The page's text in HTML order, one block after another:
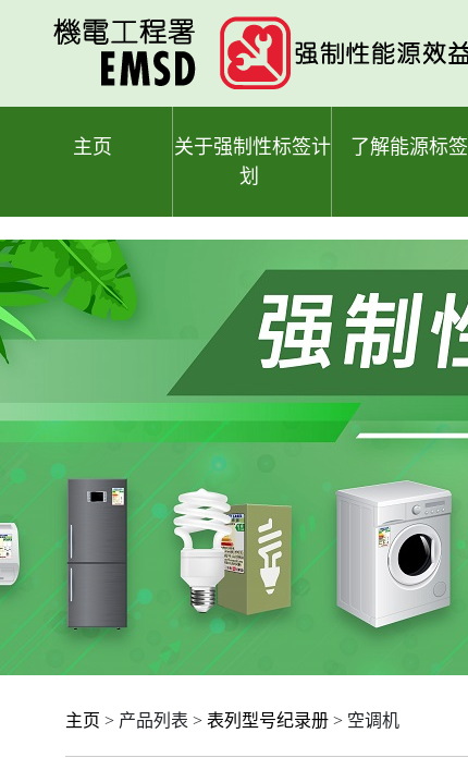
主页
关于强制性标签计
划
了解能源标签
主页 > 产品列表 > 表列型号纪录册 > 空调机